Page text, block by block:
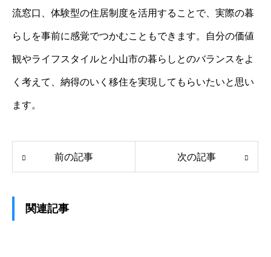
流窓口、体験型の住居制度を活用することで、実際の暮
らしを事前に感覚でつかむこともできます。自分の価値
観やライフスタイルと小山市の暮らしとのバランスをよ
く考えて、納得のいく移住を実現してもらいたいと思い
ます。
前の記事 次の記事
関連記事